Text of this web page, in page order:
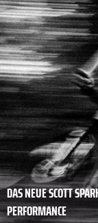
DAS NEUE SCOTT
PERFORMANCE